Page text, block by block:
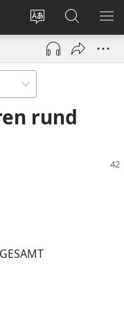
Websitesprache
ändern
Anmelden
(öffnet
neues
Fenster)
Suche
rund